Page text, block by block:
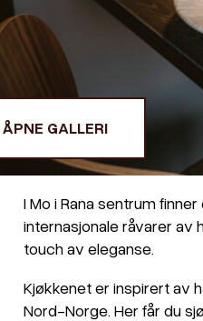
ÅPNE GALLERI
I Mo i Rana sentrum
internasjonale råvarer
touch av eleganse.
Kjøkkenet er inspirert av
Nord-Norge. Her får du